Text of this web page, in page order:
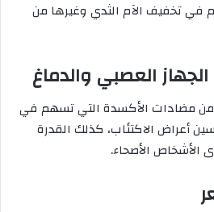
في تخفيف الآم الثدي وغيرها من
العصبي والدماغ
من مضادات الأكسدة التي تسهم في
أعراض الاكتئاب، كذلك القدرة
الأشخاص الأصحاء.